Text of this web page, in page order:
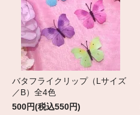
バタフライクリップ（Lサイズ
／B）全4色
500円(税込550円)